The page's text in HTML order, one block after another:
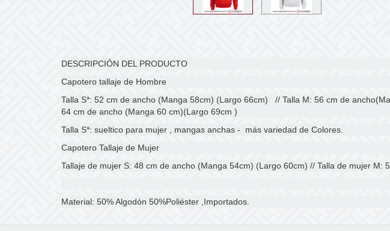
DESCRIPCIÓN DEL PRODUCTO
Capotero tallaje de Hombre
Talla S*: 52 cm de ancho (Manga 58cm) (Largo 66cm) // Talla M: 56 cm de
64 cm de ancho (Manga 60 cm)(Largo 69cm )
Talla S*: sueltico para mujer , mangas anchas - más variedad de Colores.
Capotero Tallaje de Mujer
Tallaje de mujer S: 48 cm de ancho (Manga 54cm) (Largo 60cm) // Talla de mujer
Material: 50% Algodón 50%Poliéster ,Importados.